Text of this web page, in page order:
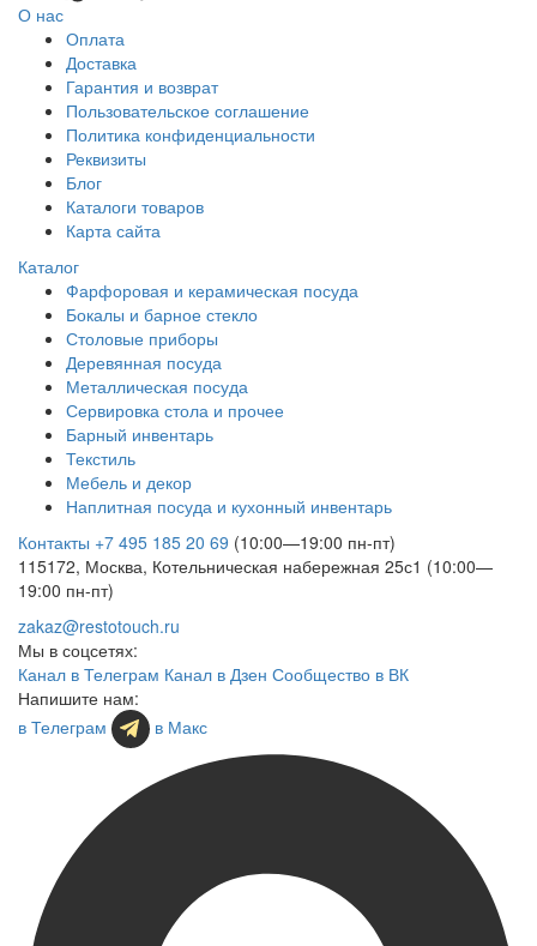
О нас
Оплата
Доставка
Гарантия и возврат
Пользовательское соглашение
Политика конфиденциальности
Реквизиты
Блог
Каталоги товаров
Карта сайта
Каталог
Фарфоровая и керамическая посуда
Бокалы и барное стекло
Столовые приборы
Деревянная посуда
Металлическая посуда
Сервировка стола и прочее
Барный инвентарь
Текстиль
Мебель и декор
Наплитная посуда и кухонный инвентарь
Контакты +7 495 185 20 69 (10:00—19:00 пн-пт)
115172, Москва, Котельническая набережная 25с1 (10:00—
19:00 пн-пт)
zakaz@restotouch.ru
Мы в соцсетях:
Канал в Телеграм Канал в Дзен Сообщество в ВК
Напишите нам:
в Телеграм
в Макс